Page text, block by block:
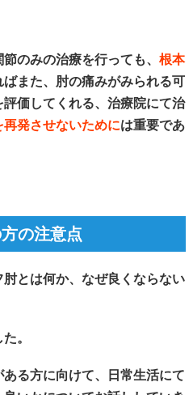
のみの治療を行っても、 根本
また、肘の痛みがみられる可
価してくれる、治療院にて治
再発させないためには重要であ
の注意点
とは何か、なぜ良くならない
。
る方に向けて、日常生活にて